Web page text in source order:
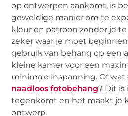
op ontwerpen aankomt, is
geweldige manier om te
kleur en patroon zonder je
zeker waar je moet
gebruik van behang op een
kleine kamer voor een
minimale inspanning. Of wat
naadloos fotobehang? Dit is
tegenkomt en het maakt je
ontwerp.